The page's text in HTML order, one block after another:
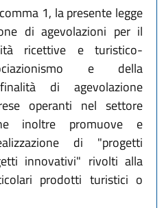
1, la presente legge
di agevolazioni per il
ricettive e turistico-
e della
di agevolazione
operanti nel settore
inoltre promuove e
di "progetti
innovativi" rivolti alla
prodotti turistici o